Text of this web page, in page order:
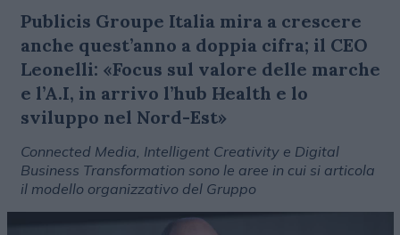
Publicis Groupe Italia mira a crescere
anche quest’anno a doppia cifra; il CEO
Leonelli: «Focus sul valore delle marche
e l’A.I, in arrivo l’hub Health e lo
sviluppo nel Nord-Est»
Connected Media, Intelligent Creativity e Digital
Business Transformation sono le aree in cui si articola
il modello organizzativo del Gruppo